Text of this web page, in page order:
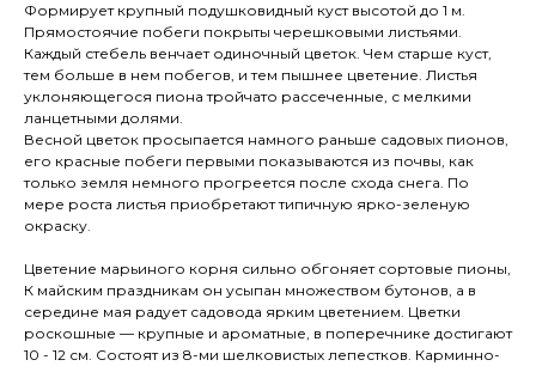
Формирует крупный подушковидный куст высотой до 1 м.
Прямостоячие побеги покрыты черешковыми листьями.
Каждый стебель венчает одиночный цветок. Чем старше куст,
тем больше в нем побегов, и тем пышнее цветение. Листья
уклоняющегося пиона тройчато рассеченные, с мелкими
ланцетными долями.
Весной цветок просыпается намного раньше садовых пионов,
его красные побеги первыми показываются из почвы, как
только земля немного прогреется после схода снега. По
мере роста листья приобретают типичную ярко-зеленую
окраску.
Цветение марьиного корня сильно обгоняет сортовые пионы,
К майским праздникам он усыпан множеством бутонов, а в
середине мая радует садовода ярким цветением. Цветки
роскошные — крупные и ароматные, в поперечнике достигают
10 - 12 см. Состоят из 8-ми шелковистых лепестков. Карминно-